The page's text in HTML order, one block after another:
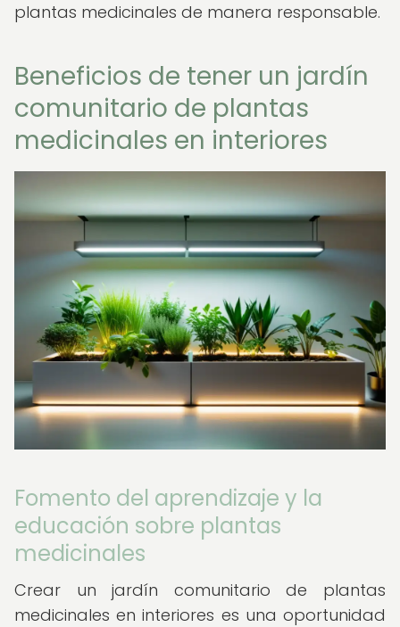
plantas medicinales de manera responsable.
Beneficios de tener un jardín
comunitario de plantas
medicinales en interiores
Fomento del aprendizaje y la
educación sobre plantas
medicinales
Crear un jardín comunitario de plantas
medicinales en interiores es una oportunidad